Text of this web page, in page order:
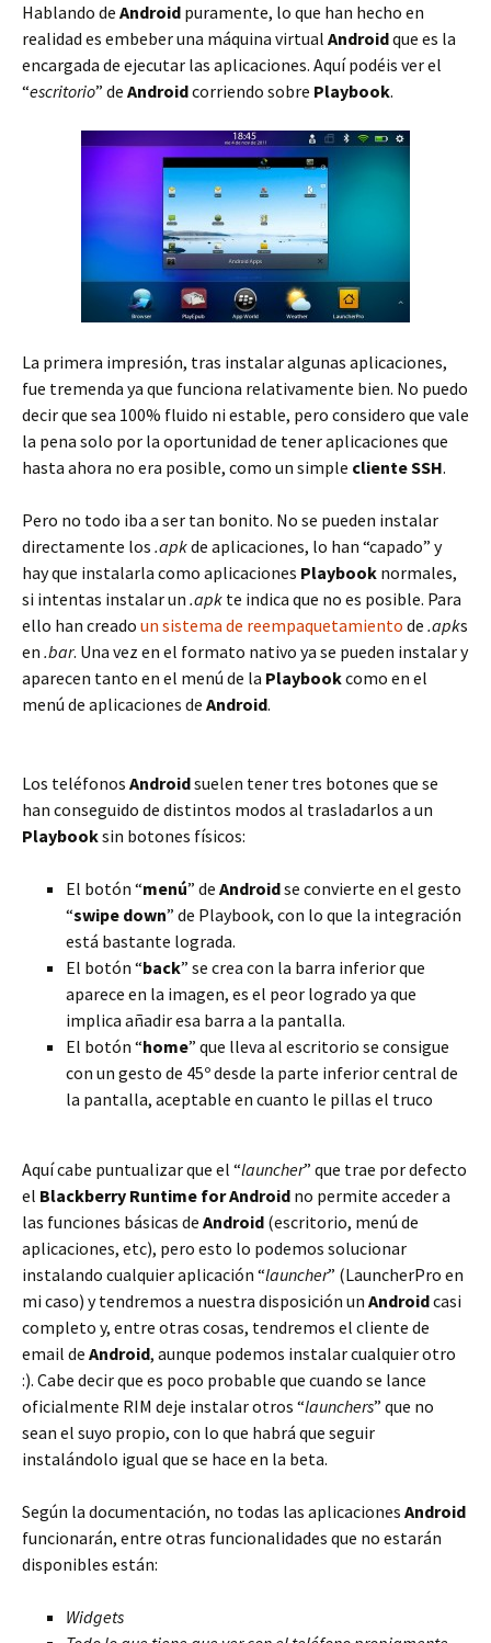
Hablando de Android puramente, lo que han hecho en
realidad es embeber una máquina virtual Androidque es la
encargada de ejecutar las aplicaciones. Aquí podéis ver el
“escritorio” de Androidcorriendo sobre Playbook.
La primera impresión, tras instalar algunas aplicaciones,
fue tremenda ya que funciona relativamente bien. No puedo
decir que sea 100% fluido ni estable, pero considero que vale
la pena solo por la oportunidad de tener aplicaciones que
hasta ahora no era posible, como un simple cliente SSH.
Pero no todo iba a ser tan bonito. No se pueden instalar
directamente los .apkde aplicaciones, lo han “capado” y
hay que instalarla como aplicaciones Playbook normales,
si intentas instalar un .apk te indica que no es posible. Para
ello han creado un sistema de reempaquetamiento de .apks
en .bar. Una vez en el formato nativo ya se pueden instalar y
aparecen tanto en el menú de la Playbookcomo en el
menú de aplicaciones de Android.
Los teléfonos Androidsuelen tener tres botones que se
han conseguido de distintos modos al trasladarlos a un
Playbooksin botones físicos:
El botón “menú” de Androidse convierte en el gesto
“swipe down” de Playbook, con lo que la integración
está bastante lograda.
El botón “back” se crea con la barra inferior que
aparece en la imagen, es el peor logrado ya que
implica añadir esa barra a la pantalla.
El botón “home” que lleva al escritorio se consigue
con un gesto de 45º desde la parte inferior central de
la pantalla, aceptable en cuanto le pillas el truco
Aquí cabe puntualizar que el “launcher” que trae por defecto
el Blackberry Runtime for Android no permite acceder a
las funciones básicas de Android (escritorio, menú de
aplicaciones, etc), pero esto lo podemos solucionar
instalando cualquier aplicación “launcher” (LauncherPro en
mi caso) y tendremos a nuestra disposición un Androidcasi
completo y, entre otras cosas, tendremos el cliente de
email de Android, aunque podemos instalar cualquier otro
:). Cabe decir que es poco probable que cuando se lance
oficialmente RIM deje instalar otros “launchers” que no
sean el suyo propio, con lo que habrá que seguir
instalándolo igual que se hace en la beta.
Según la documentación, no todas las aplicaciones Android
funcionarán, entre otras funcionalidades que no estarán
disponibles están:
Widgets